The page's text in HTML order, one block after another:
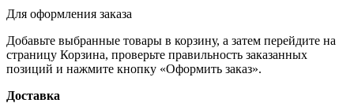
Для оформления заказа
Добавьте выбранные товары в корзину, а затем перейдите на
страницу Корзина, проверьте правильность заказанных
позиций и нажмите кнопку «Оформить заказ».
Доставка